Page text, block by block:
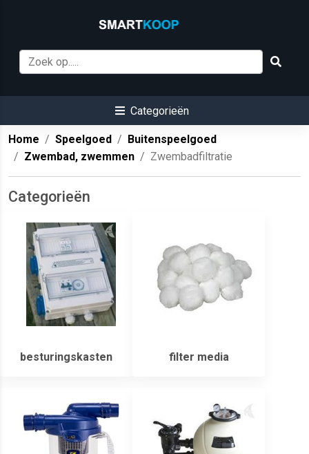
Categorieën
Home Speelgoed
Buitenspeelgoed
Zwembad, zwemmen
Zwembadfiltratie
Categorieën
besturingskasten filter media